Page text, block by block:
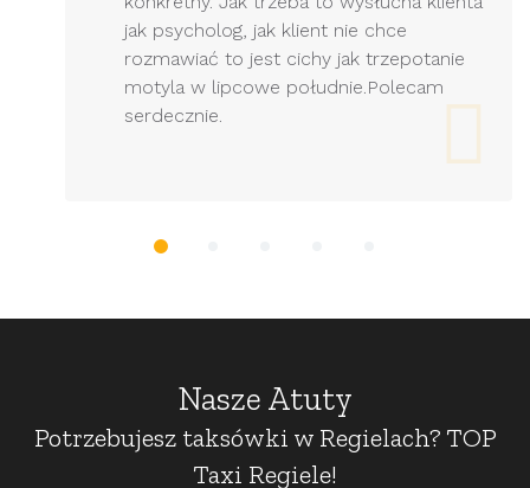
jak psycholog, jak klient nie chce
rozmawiać to jest cichy jak trzepotanie
motyla w lipcowe południe.Polecam
serdecznie.
Nasze Atuty
Potrzebujesz taksówki w Regielach? TOP
Taxi Regiele!